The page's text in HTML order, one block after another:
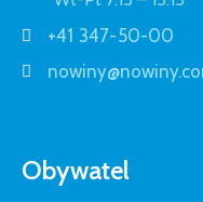
+41 347-50-00
Obywatel